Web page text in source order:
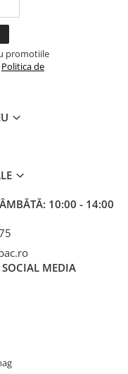
promotiile
Politica de
10:00 - 14:00
MEDIA